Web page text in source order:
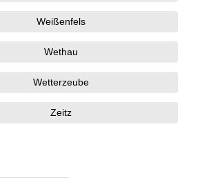
Weißenfels
Wethau
Wetterzeube
Zeitz